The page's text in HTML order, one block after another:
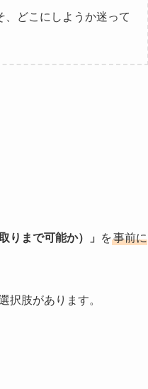
どこにしようか迷って
りまで可能か）」 を事前に
択肢があります。